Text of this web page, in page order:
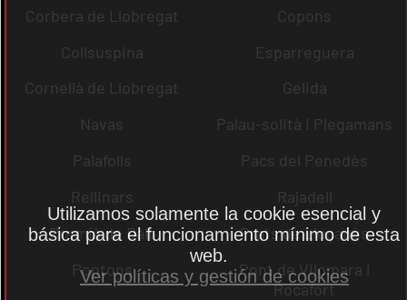
Corbera de Llobregat
Copons
Collsuspina
Esparreguera
Cornellà de Llobregat
Gelida
Navas
Palau-solità i Plegamans
Palafolls
Pacs del Penedès
Rellinars
Rajadell
Premià de Dalt
Prats de Lluçanès
Pontons
Pont de Vilomara i
Rocafort
Utilizamos solamente la cookie esencial y
básica para el funcionamiento mínimo de esta
web.
Ver políticas y gestión de cookies